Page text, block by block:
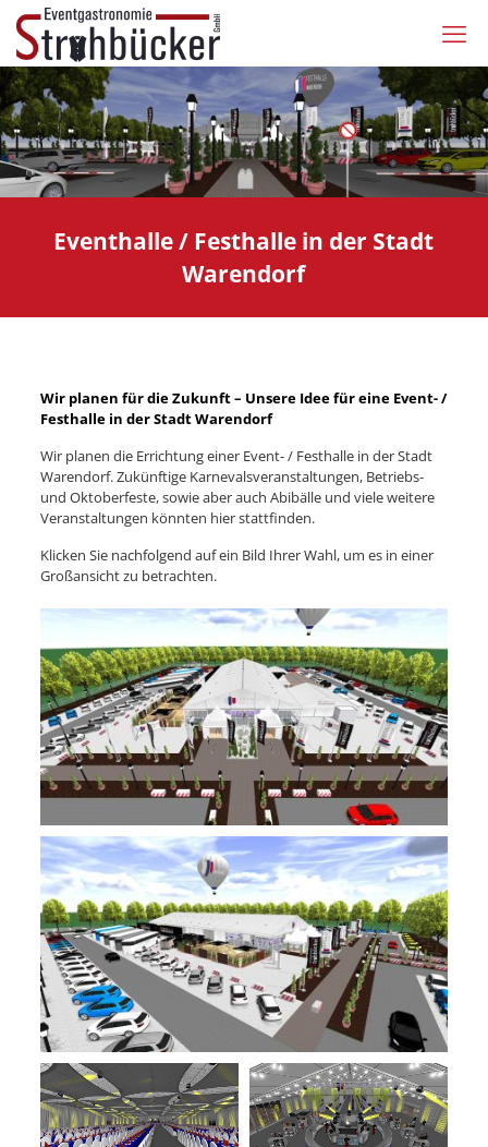
Eventhalle / Festhalle in der Stadt
Warendorf
Wir planen für die Zukunft – Unsere Idee für eine Event- /
Festhalle in der Stadt Warendorf
Wir planen die Errichtung einer Event- / Festhalle in der Stadt
Warendorf. Zukünftige Karnevalsveranstaltungen, Betriebs-
und Oktoberfeste, sowie aber auch Abibälle und viele weitere
Veranstaltungen könnten hier stattfinden.
Klicken Sie nachfolgend auf ein Bild Ihrer Wahl, um es in einer
Großansicht zu betrachten.